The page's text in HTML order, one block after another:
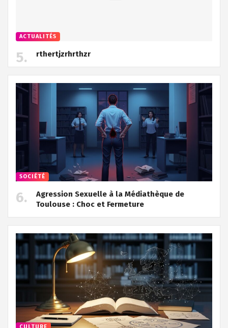
ACTUALITÉS
rthertjzrhrthzr
SOCIÉTÉ
Agression Sexuelle à la Médiathèque de
Toulouse : Choc et Fermeture
CULTURE